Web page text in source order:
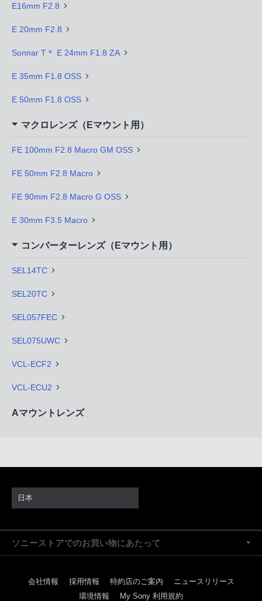
E16mm F2.8
E 20mm F2.8
Sonnar T＊ E 24mm F1.8 ZA
E 35mm F1.8 OSS
E 50mm F1.8 OSS
マクロレンズ（Eマウント用）
FE 100mm F2.8 Macro GM OSS
FE 50mm F2.8 Macro
FE 90mm F2.8 Macro G OSS
E 30mm F3.5 Macro
コンバーターレンズ（Eマウント用）
SEL14TC
SEL20TC
SEL057FEC
SEL075UWC
VCL-ECF2
VCL-ECU2
Aマウントレンズ
日本
ソニーストアでのお買い物にあたって
会社情報 採用情報 特約店のご案内
ニュースリリース
環境情報
My Sony 利用規約